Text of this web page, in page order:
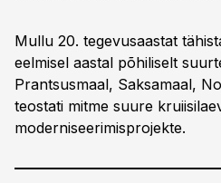
Mullu 20. tegevusaastat
eelmisel aastal põhiliselt
Prantsusmaal, Saksamaal,
teostati mitme suure
moderniseerimisprojekte.